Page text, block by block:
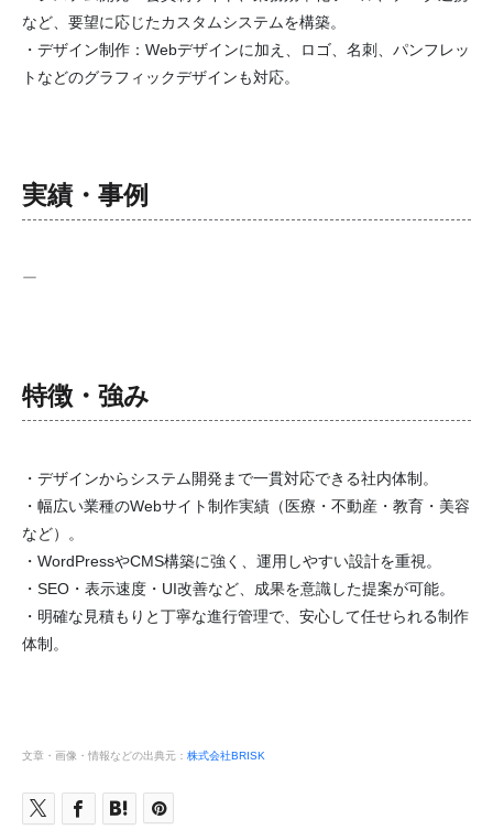
など、要望に応じたカスタムシステムを構築。
・デザイン制作：Webデザインに加え、ロゴ、名刺、パンフレッ
トなどのグラフィックデザインも対応。
実績・事例
ー
特徴・強み
・デザインからシステム開発まで一貫対応できる社内体制。
・幅広い業種のWebサイト制作実績（医療・不動産・教育・美容
など）。
・WordPressやCMS構築に強く、運用しやすい設計を重視。
・SEO・表示速度・UI改善など、成果を意識した提案が可能。
・明確な見積もりと丁寧な進行管理で、安心して任せられる制作
体制。
文章・画像・情報などの出典元： 株式会社BRISK